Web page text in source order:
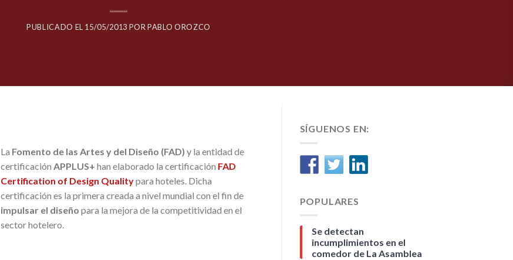
PUBLICADO EL 15/05/2013 PORPABLO OROZCO
La Fomento de las Artes y del Diseño (FAD) y la entidad de
certificación APPLUS+ han elaborado la certificación FAD
Certification of Design Qualitypara hoteles. Dicha
certificación es la primera creada a nivel mundial con el fin de
impulsar el diseño para la mejora de la competitividad en el
sector hotelero.
SÍGUENOS EN:
POPULARES
Se detectan
incumplimientos en el
comedor de La Asamblea